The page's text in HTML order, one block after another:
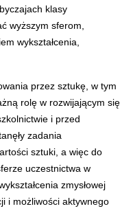
klasy
wyższym sferom,
wykształcenia,
przez sztukę, w tym
rolę w rozwijającym się
i przed
zadania
sztuki, a więc do
uczestnictwa w
zmysłowej
i możliwości aktywnego